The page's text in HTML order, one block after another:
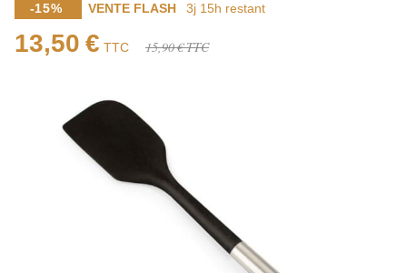
-15% VENTE FLASH 3j 15h restant
13,50 € TTC 15,90 €TTC